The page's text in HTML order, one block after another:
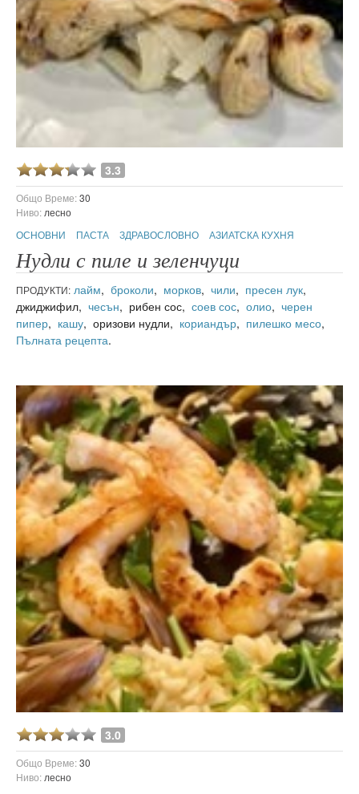
3.3
Общо Време:30
Ниво: лесно
ОСНОВНИ
ПАСТА ЗДРАВОСЛОВНО АЗИАТСКА КУХНЯ
Нудли с пиле и зеленчуци
ПРОДУКТИ: лайм, броколи, морков, чили, пресен лук,
джиджифил, чесън, рибен сос, соев сос, олио, черен
пипер, кашу, оризови нудли, кориандър, пилешко месо,
Пълната рецепта.
3.0
Общо Време:30
Ниво: лесно